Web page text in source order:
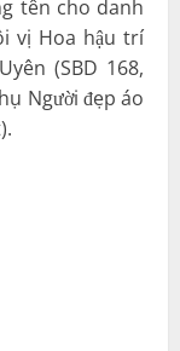
tên cho danh
vị Hoa hậu trí
(SBD 168,
Người đẹp áo